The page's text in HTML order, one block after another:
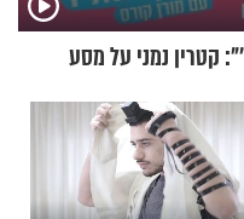
קטרין נמני על מסע